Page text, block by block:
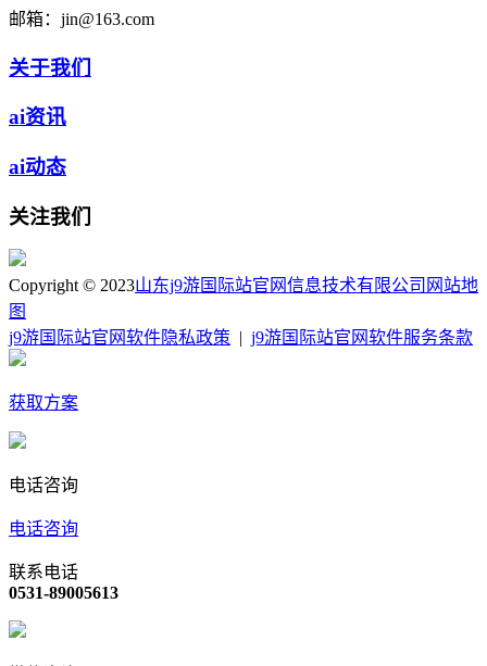
邮箱： jin@163.com
关于我们
ai资讯
ai动态
关注我们
Copyright © 2023山东j9游国际站官网信息技术有限公司 网站地
图
j9游国际站官网软件隐私政策
j9游国际站官网软件服务条款
获取方案
电话咨询
电话咨询
联系电话
0531-89005613